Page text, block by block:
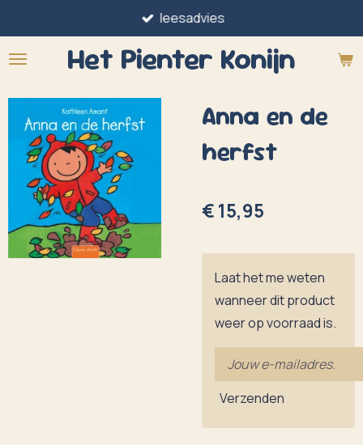
direct
naar
hoofdinhoud
Het Pienter Konijn
leesadvies
Anna en de
herfst
€ 15,95
Laat het me weten
wanneer dit product
weer op voorraad is.
Verzenden